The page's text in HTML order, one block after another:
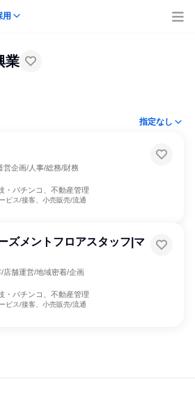
用
業
指定なし
営企画/人事/総務/財務
・パチンコ、不動産管理
ビス/接客、小売販売/流通
ズメントフロアスタッフ|マ
店舗運営/地域密着/企画
・パチンコ、不動産管理
ビス/接客、小売販売/流通